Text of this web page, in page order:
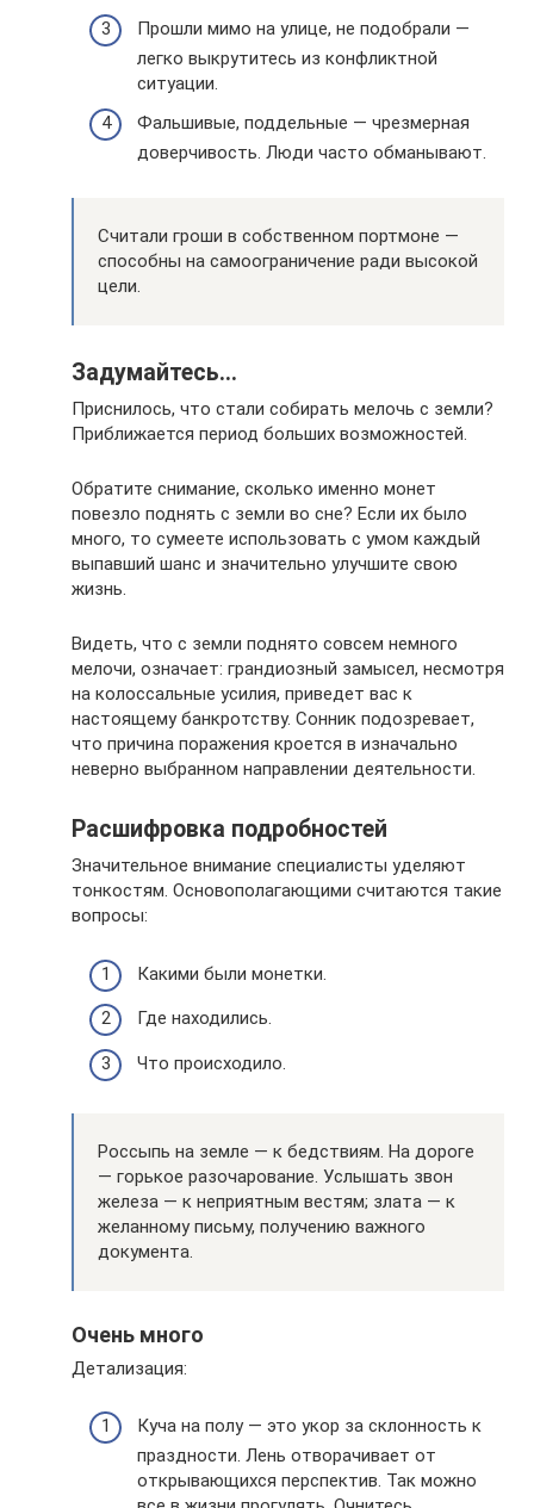
Прошли мимо на улице, не подобрали —
легко выкрутитесь из конфликтной
ситуации.
Фальшивые, поддельные — чрезмерная
доверчивость. Люди часто обманывают.
Считали гроши в собственном портмоне —
способны на самоограничение ради высокой
цели.
Задумайтесь…
Приснилось, что стали собирать мелочь с земли?
Приближается период больших возможностей.
Обратите снимание, сколько именно монет
повезло поднять с земли во сне? Если их было
много, то сумеете использовать с умом каждый
выпавший шанс и значительно улучшите свою
жизнь.
Видеть, что с земли поднято совсем немного
мелочи, означает: грандиозный замысел, несмотря
на колоссальные усилия, приведет вас к
настоящему банкротству. Сонник подозревает,
что причина поражения кроется в изначально
неверно выбранном направлении деятельности.
Расшифровка подробностей
Значительное внимание специалисты уделяют
тонкостям. Основополагающими считаются такие
вопросы:
Какими были монетки.
Где находились.
Что происходило.
Россыпь на земле — к бедствиям. На дороге
— горькое разочарование. Услышать звон
железа — к неприятным вестям; злата — к
желанному письму, получению важного
документа.
Очень много
Детализация:
Куча на полу — это укор за склонность к
праздности. Лень отворачивает от
открывающихся перспектив. Так можно